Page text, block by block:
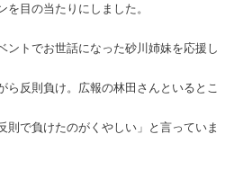
目の当たりにしました。
ントでお世話になった砂川姉妹を応援し
ら反則負け。広報の林田さんといるとこ
則で負けたのがくやしい」と言っていま